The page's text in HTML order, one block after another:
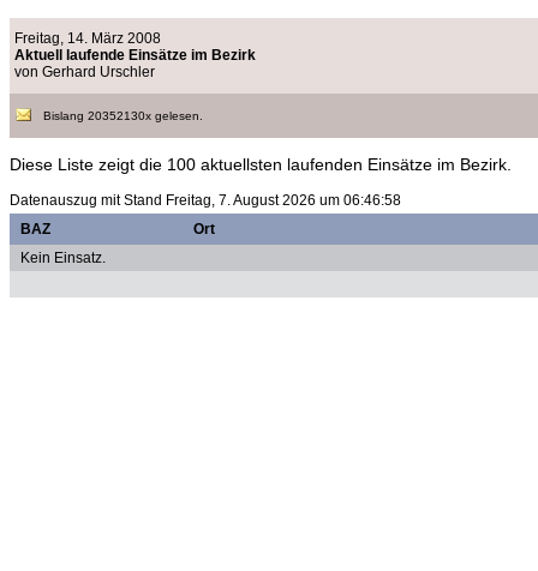
Freitag, 14. März 2008
Aktuell laufende Einsätze im Bezirk
von Gerhard Urschler
Bislang 20352130x gelesen.
Diese Liste zeigt die 100 aktuellsten laufenden Einsätze im Bezirk.
Datenauszug mit Stand Freitag, 7. August 2026 um 06:46:58
BAZ
Ort